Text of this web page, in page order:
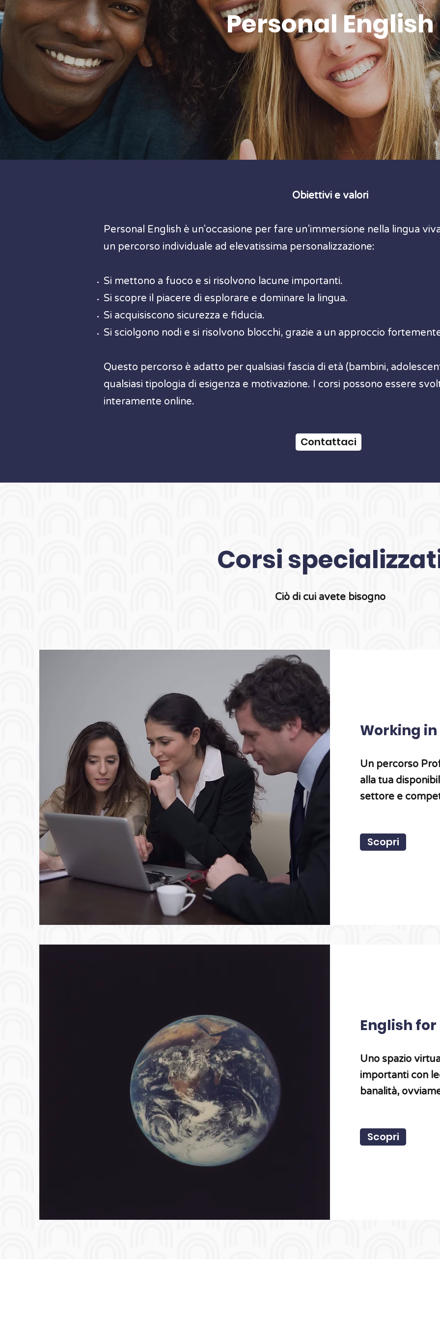
Personal English
Obiettivi e valori
Personal English è un'occasione per fare un’immersione nella lingua
un percorso individuale ad elevatissima personalizzazione:
Si mettono a fuoco e si risolvono lacune importanti.
Si scopre il piacere di esplorare e dominare la lingua.
Si acquisiscono sicurezza e fiducia.
Si sciolgono nodi e si risolvono blocchi, grazie a un approccio
Questo percorso è adatto per qualsiasi fascia di età (bambini,
qualsiasi tipologia di esigenza e motivazione. I corsi possono essere
interamente online.
Contattaci
Corsi
Ciò di cui avete bisogno
Working
Un percorso
alla tua
settore e
Scopri
English
Uno spazio
importanti con
banalità,
Scopri